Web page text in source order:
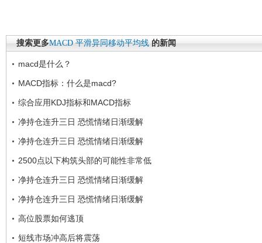
搜索更多MACD 平滑异同移动平均线 的新闻
macd是什么？
MACD指标：什么是macd?
综合应用KDJ指标和MACD指标
净持仓连升三日 恐慌情绪日渐缓解
净持仓连升三日 恐慌情绪日渐缓解
2500点以下构筑头部的可能性非常低
净持仓连升三日 恐慌情绪日渐缓解
净持仓连升三日 恐慌情绪日渐缓解
高位股票如何逃顶
短线市场冲高后将震荡